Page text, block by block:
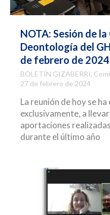
NOTA: Sesión de
Deontología del
de febrero de 2024
BOLETÍN GIZABERRI,
27 de febrero de 2024
La reunión de hoy se
exclusivamente, a
aportaciones
durante el último año